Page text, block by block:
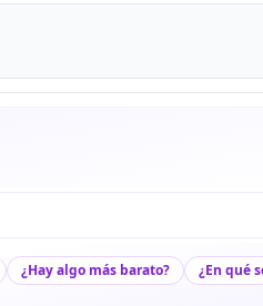
¿Hay algo más barato? ¿En qué